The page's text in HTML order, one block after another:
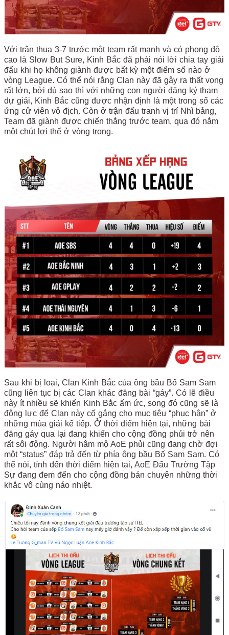
Với trận thua 3-7 trước một team rất mạnh và có phong độ
cao là Slow But Sure, Kinh Bắc đã phải nói lời chia tay giải
đấu khi họ không giành được bất kỳ một điểm số nào ở
vòng League. Có thể nói rằng Clan này đã gây ra thất vọng
rất lớn, bởi dù sao thì với những con người đăng ký tham
dự giải, Kinh Bắc cũng được nhận định là một trong số các
ứng cử viên vô địch. Còn ở trận đấu tranh vị trí Nhì bảng,
Team đã giành được chiến thắng trước team, qua đó nắm
một chút lợi thế ở vòng trong.
Sau khi bị loại, Clan Kinh Bắc của ông bầu Bố Sam Sam
cũng liên tục bị các Clan khác đăng bài “gáy”. Có lẽ điều
này ít nhiều sẽ khiến Kinh Bắc ấm ức, song đó cũng sẽ là
động lực để Clan này cố gắng cho mục tiêu “phục hận” ở
những mùa giải kế tiếp. Ở thời điểm hiện tại, những bài
đăng gáy qua lại đang khiến cho cộng đồng phủi trở nên
rất sôi động. Người hâm mộ AoE phủi cũng đang chờ đợi
một “status” đáp trả đến từ phía ông bầu Bố Sam Sam. Có
thể nói, tính đến thời điểm hiện tại, AoE Đấu Trường Tập
Sự đang đem đến cho cộng đồng bán chuyên những thời
khắc vô cùng náo nhiệt.